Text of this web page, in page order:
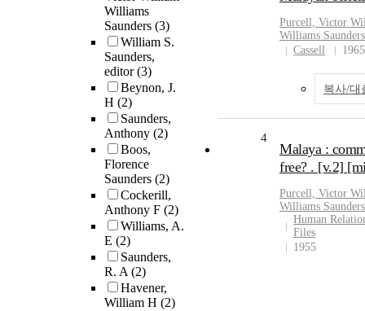
Williams
Saunders (3)
William S.
Saunders,
editor(3)
Beynon, J.
H (2)
Saunders,
Anthony (2)
Boos,
Florence
Saunders (2)
Cockerill,
Anthony F (2)
Williams, A.
E (2)
Saunders,
R. A(2)
Havener,
William H (2)
Purcell, Victor
Williams Saunders
Cassell
1965
복사/대
4
Malaya :
free? . [v.2]
Purcell, Victor
Williams Saunders
Human
Files
1955